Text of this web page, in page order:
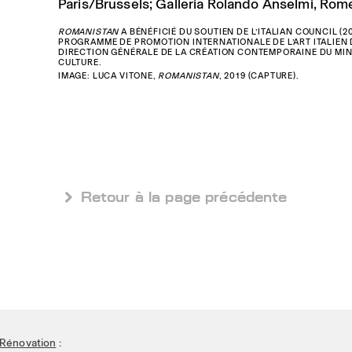
ROMANISTANA BÉNÉFICIÉ DU SOUTIEN DE L’ITALIAN COUNCIL
PROGRAMME DE PROMOTION INTERNATIONALE DE L’ART ITALIEN
DIRECTION GÉNÉRALE DE LA CRÉATION CONTEMPORAINE DU
CULTURE.
IMAGE: LUCA VITONE, ROMANISTAN, 2019 (CAPTURE).
 Retour à la page précédente
Rénovation :